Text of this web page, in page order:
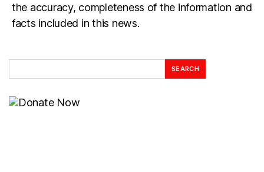
the accuracy, completeness of the information and
facts included in this news.
SEARCH